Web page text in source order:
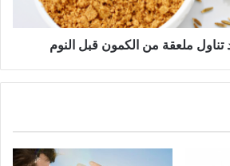
تناول ملعقة من الكمون قبل النوم